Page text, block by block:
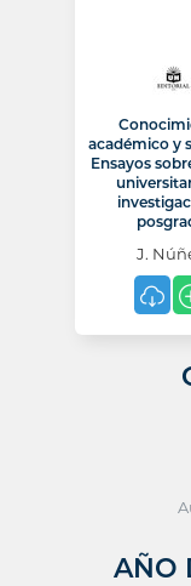
académico y
Ensayos
J.
AÑO